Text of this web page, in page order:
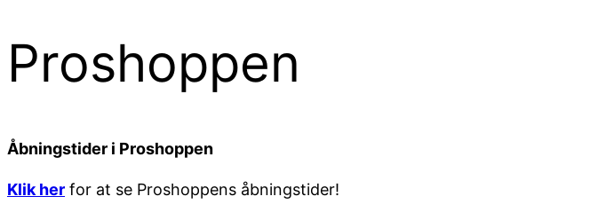
Proshoppen
Åbningstider i Proshoppen
Klik her for at se Proshoppens åbningstider!